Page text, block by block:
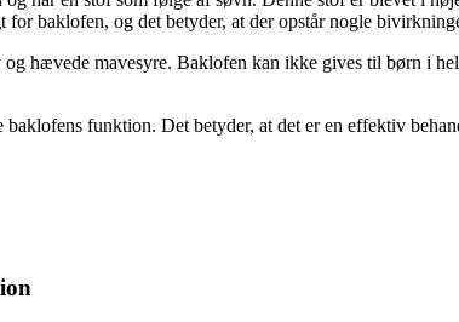
baklofen, og det betyder, at der opstår nogle
hævede mavesyre. Baklofen kan ikke gives til børn i
funktion. Det betyder, at det er en effektiv